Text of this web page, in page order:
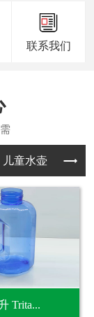
联系我们
儿童水壶 吹塑
Trita...